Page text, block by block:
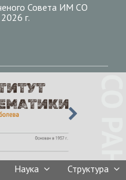
Совета ИМ СО
г.
Наука Структура